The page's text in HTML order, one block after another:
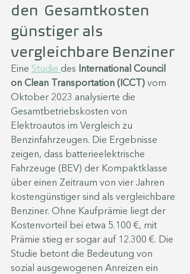
den  Gesamtkosten
günstiger als
vergleichbare Benziner
Eine Studie des
International Council
on Clean Transportation (ICCT) vom
Oktober 2023 analysierte die
Gesamtbetriebskosten von
Elektroautos im Vergleich zu
Benzinfahrzeugen. Die Ergebnisse
zeigen, dass batterieelektrische
Fahrzeuge (BEV) der Kompaktklasse
über einen Zeitraum von vier Jahren
kostengünstiger sind als vergleichbare
Benziner. Ohne Kaufprämie liegt der
Kostenvorteil bei etwa 5.100 €, mit
Prämie stieg er sogar auf 12.300 €. Die
Studie betont die Bedeutung von
sozial ausgewogenen Anreizen ein